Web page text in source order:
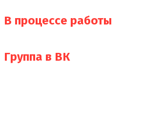
В процессе работы
Группа в ВК